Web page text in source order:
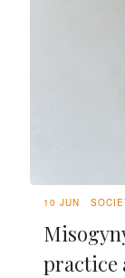
10 JUN
practice